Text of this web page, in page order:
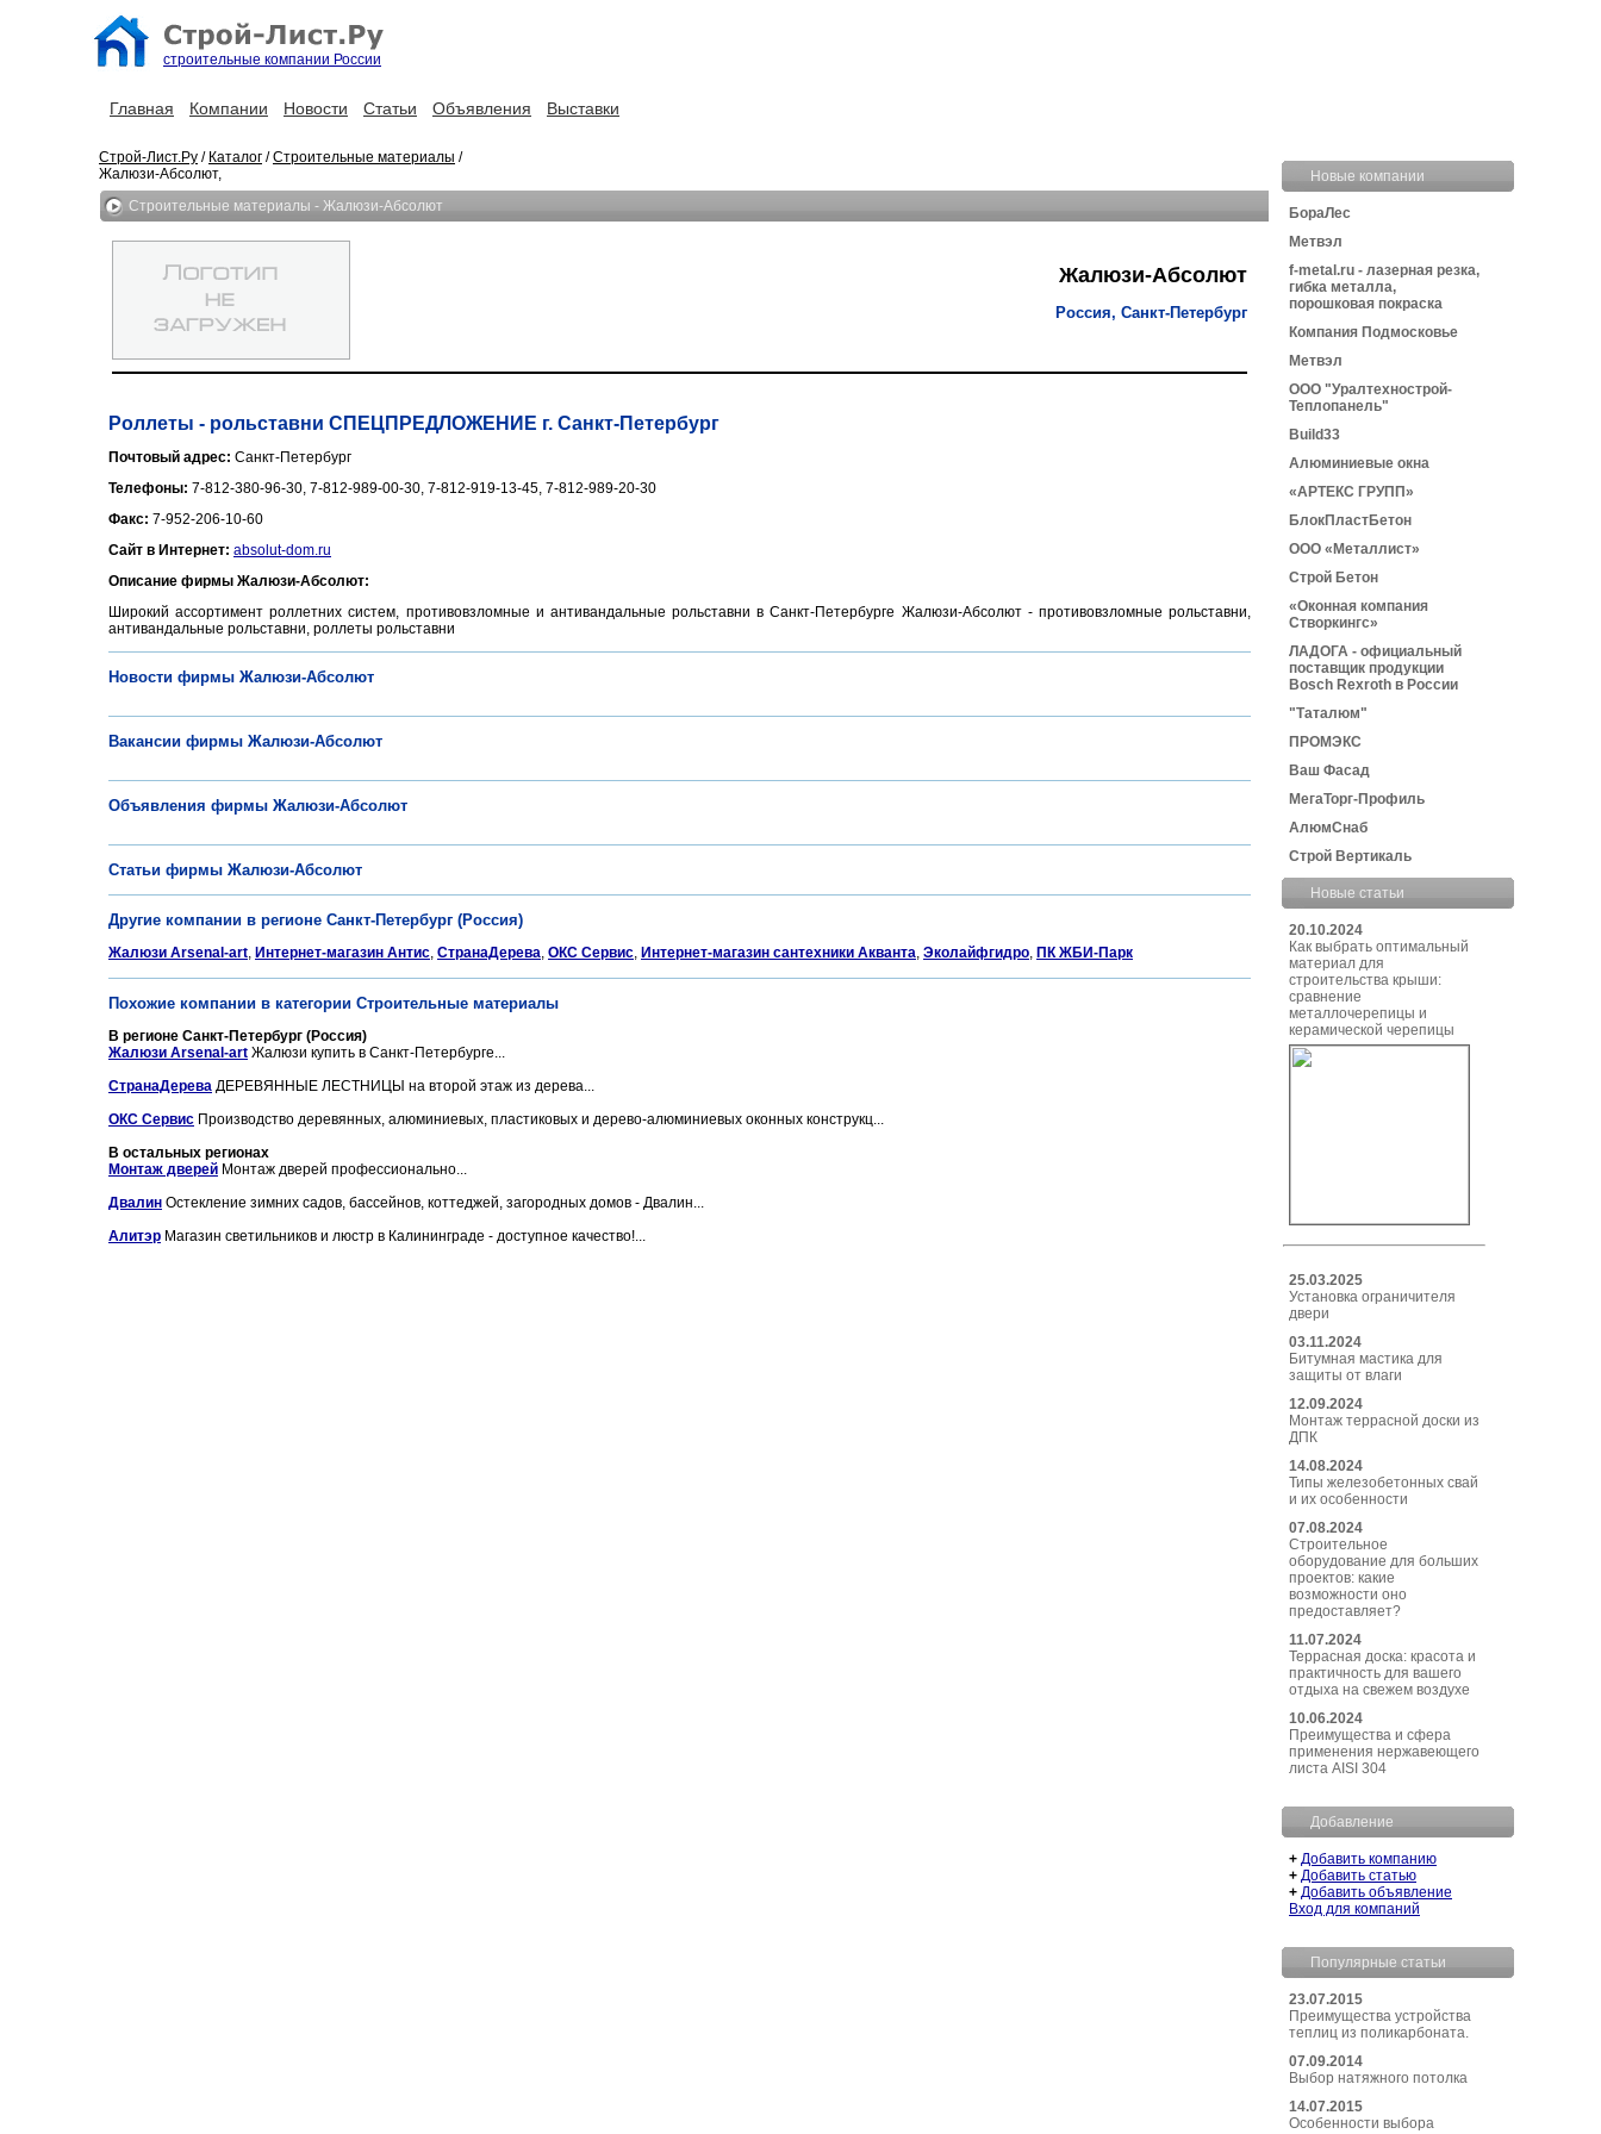
строительные компании России
Главная Компании Новости Статьи Объявления Выставки
Строй-Лист.Ру / Каталог /Строительные материалы /
Жалюзи-Абсолют,
Строительные материалы - Жалюзи-Абсолют
Жалюзи-Абсолют
Россия, Санкт-Петербург
Роллеты - рольставни СПЕЦПРЕДЛОЖЕНИЕ г. Санкт-Петербург
Почтовый адрес: Санкт-Петербург
Телефоны: 7-812-380-96-30, 7-812-989-00-30, 7-812-919-13-45, 7-812-989-20-30
Факс: 7-952-206-10-60
Сайт в Интернет: absolut-dom.ru
Описание фирмы Жалюзи-Абсолют:
Широкий ассортимент роллетних систем, противовзломные и антивандальные рольставни в Санкт-Петербурге Жалюзи-Абсолют - противовзломные рольставни,
антивандальные рольставни, роллеты рольставни
Новости фирмы Жалюзи-Абсолют
Вакансии фирмы Жалюзи-Абсолют
Объявления фирмы Жалюзи-Абсолют
Статьи фирмы Жалюзи-Абсолют
Другие компании в регионе Санкт-Петербург (Россия)
Жалюзи Arsenal-art, Интернет-магазин Антис, СтранаДерева, ОКС Сервис, Интернет-магазин сантехники Акванта, Эколайфгидро, ПК ЖБИ-Парк
Похожие компании в категории Строительные материалы
В регионе Санкт-Петербург (Россия)
Жалюзи Arsenal-art Жалюзи купить в Санкт-Петербурге...
СтранаДерева ДЕРЕВЯННЫЕ ЛЕСТНИЦЫ на второй этаж из дерева...
ОКС Сервис Производство деревянных, алюминиевых, пластиковых и дерево-алюминиевых оконных конструкц...
В остальных регионах
Монтаж дверей Монтаж дверей профессионально...
Двалин Остекление зимних садов, бассейнов, коттеджей, загородных домов - Двалин...
Алитэр Магазин светильников и люстр в Калининграде - доступное качество!...
Новые компании
БораЛес
Метвэл
f-metal.ru - лазерная резка,
гибка металла,
порошковая покраска
Компания Подмосковье
Метвэл
ООО "Уралтехнострой-
Теплопанель"
Build33
Алюминиевые окна
«АРТЕКС ГРУПП»
БлокПластБетон
ООО «Металлист»
Строй Бетон
«Оконная компания
Створкингс»
ЛАДОГА - официальный
поставщик продукции
Bosch Rexroth в России
"Таталюм"
ПРОМЭКС
Ваш Фасад
МегаТорг-Профиль
АлюмСнаб
Строй Вертикаль
Новые статьи
20.10.2024
Как выбрать оптимальный
материал для
строительства крыши:
сравнение
металлочерепицы и
керамической черепицы
25.03.2025
Установка ограничителя
двери
03.11.2024
Битумная мастика для
защиты от влаги
12.09.2024
Монтаж террасной доски из
ДПК
14.08.2024
Типы железобетонных свай
и их особенности
07.08.2024
Строительное
оборудование для больших
проектов: какие
возможности оно
предоставляет?
11.07.2024
Террасная доска: красота и
практичность для вашего
отдыха на свежем воздухе
10.06.2024
Преимущества и сфера
применения нержавеющего
листа AISI 304
Добавление
+ Добавить компанию
+ Добавить статью
+ Добавить объявление
Вход для компаний
Популярные статьи
23.07.2015
Преимущества устройства
теплиц из поликарбоната.
07.09.2014
Выбор натяжного потолка
14.07.2015
Особенности выбора